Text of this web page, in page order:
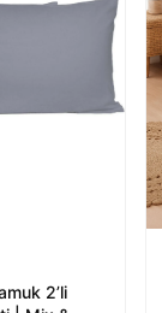
2’li